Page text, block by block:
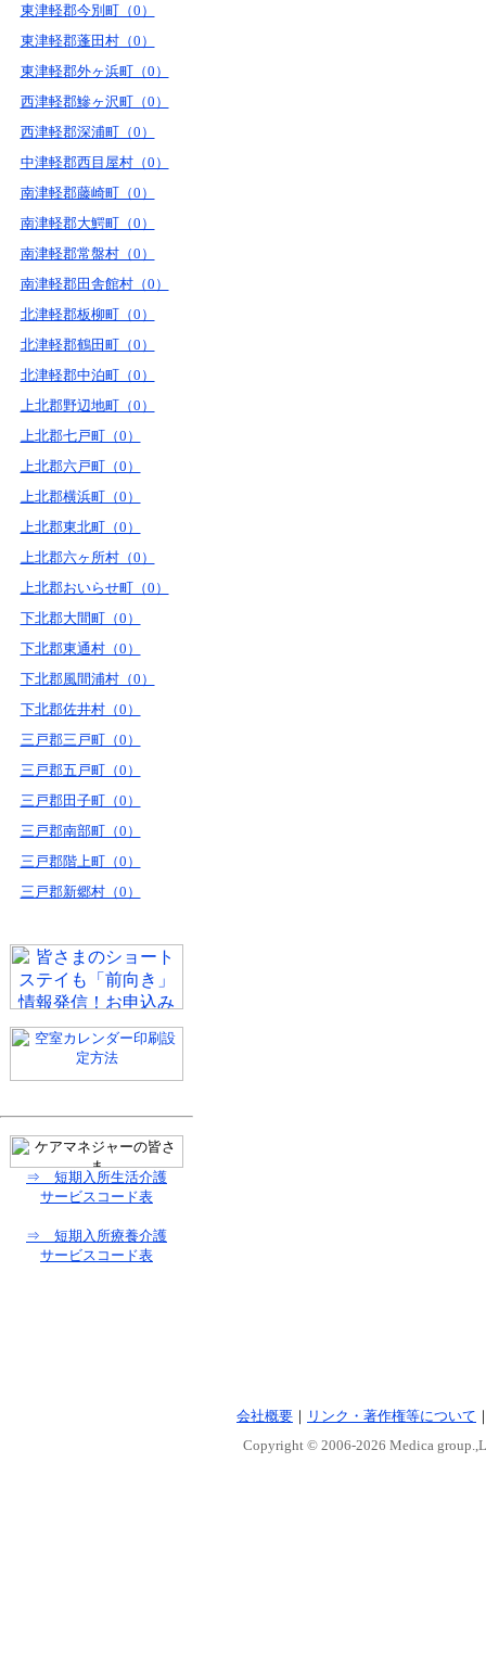
東津軽郡今別町（0）
東津軽郡蓬田村（0）
東津軽郡外ヶ浜町（0）
西津軽郡鰺ヶ沢町（0）
西津軽郡深浦町（0）
中津軽郡西目屋村（0）
南津軽郡藤崎町（0）
南津軽郡大鰐町（0）
南津軽郡常盤村（0）
南津軽郡田舎館村（0）
北津軽郡板柳町（0）
北津軽郡鶴田町（0）
北津軽郡中泊町（0）
上北郡野辺地町（0）
上北郡七戸町（0）
上北郡六戸町（0）
上北郡横浜町（0）
上北郡東北町（0）
上北郡六ヶ所村（0）
上北郡おいらせ町（0）
下北郡大間町（0）
下北郡東通村（0）
下北郡風間浦村（0）
下北郡佐井村（0）
三戸郡三戸町（0）
三戸郡五戸町（0）
三戸郡田子町（0）
三戸郡南部町（0）
三戸郡階上町（0）
三戸郡新郷村（0）
⇒ 短期入所生活介護
サービスコード表
⇒ 短期入所療養介護
サービスコード表
会社概要 ｜ リンク・著作権等について
Copyright © 2006-2026 Medica